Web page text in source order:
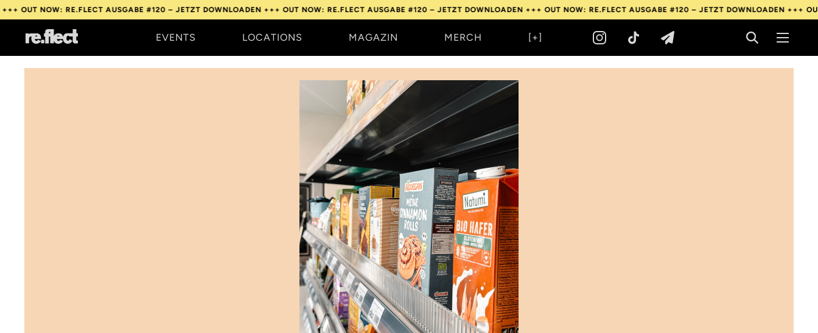
RE.FLECT AUSGABE #120 – JETZT DOWNLOADEN +++OUT NOW: RE.FLECT AUSGABE #120 – JETZT DOWNLOADEN +++OUT NOW: RE.FLECT AUSGABE #120 – JETZT DOWNLOADEN +++OUT NOW:
EVENTS LOCATIONS MAGAZIN MERCH [+]